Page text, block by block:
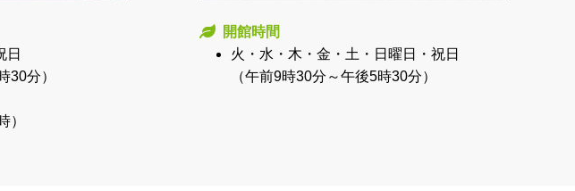
日
30分）
）
開館時間
火・水・木・金・土・日曜日・祝日
（午前9時30分～午後5時30分）